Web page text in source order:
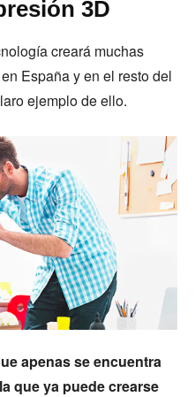
3D
creará muchas
España y en el resto del
ejemplo de ello.
apenas se encuentra
que ya puede crearse